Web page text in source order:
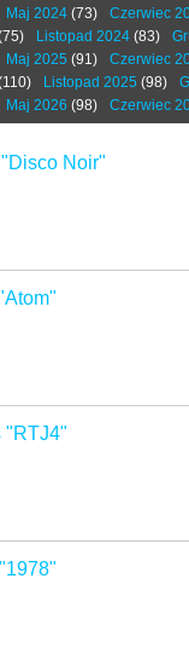
Maj 2024 (73) Czerwiec
Listopad 2024 (83)
Maj 2025 (91) Czerwiec
Listopad 2025 (98)
Maj 2026 (98) Czerwiec
Noir"
"RTJ4"